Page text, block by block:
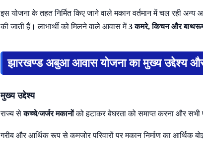
इस योजना के तहत निर्मित किए जाने वाले मकान वर्तमान में चल रही
की जाती हैं। लाभार्थी को मिलने वाले आवास में3 कमरे, किचन और
झारखण्ड अबुआ आवास योजना का मुख्य उद्देश्य
मुख्य उद्देश्य
राज्य सेकच्चे/जर्जर मकानोंको हटाकर बेघरता को समाप्त करना और सभी
गरीब और आर्थिक रूप से कमजोर परिवारों पर मकान निर्माण का